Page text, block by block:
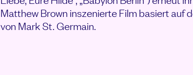
Matthew Brown inszenierte Film basiert auf
von Mark St. Germain.